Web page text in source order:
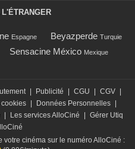
Espagne Beyazperde Turquie
Sensacine México Mexique
Publicité CGU CGV
cookies Données Personnelles
Les services AlloCiné
Gérer Utiq
votre cinéma sur le numéro AlloCiné :